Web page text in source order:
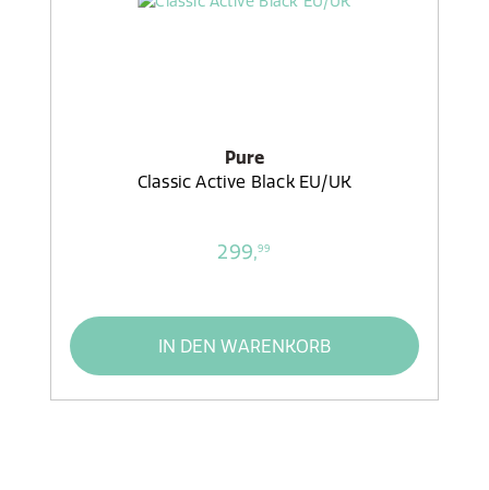
Pure
Classic Active Black EU/UK
299,99
IN DEN WARENKORB